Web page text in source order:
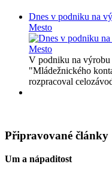
Dnes v podniku na
Mesto
V podniku na
"Mládežnického
rozpracoval
Připravované články
Um a nápaditost